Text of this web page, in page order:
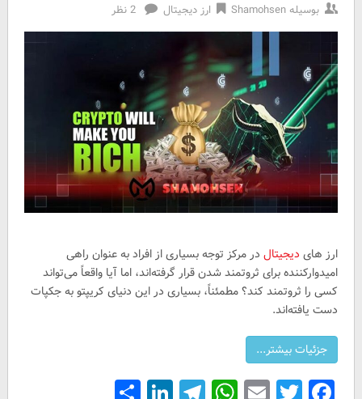
بوسیلهShamohsen ارز دیجیتال 2 نظر
ارز های دیجیتالدر مرکز توجه بسیاری از افراد به عنوان راهی
امیدوارکننده برای ثروتمند شدن قرار گرفته‌اند، اما آیا واقعاً می‌تواند
کسی را ثروتمند کند؟ مطمئناً، بسیاری در این دنیای کریپتو به جکپات
دست یافته‌اند.